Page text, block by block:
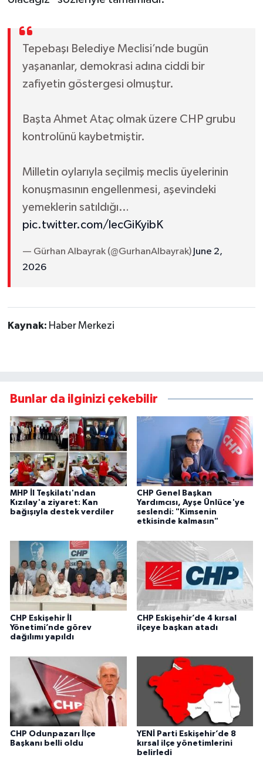
Tepebaşı Belediye Meclisi’nde bugün
yaşananlar, demokrasi adına ciddi bir
zafiyetin göstergesi olmuştur.
Başta Ahmet Ataç olmak üzere CHP grubu
kontrolünü kaybetmiştir.
Milletin oylarıyla seçilmiş meclis üyelerinin
konuşmasının engellenmesi, aşevindeki
yemeklerin satıldığı…
pic.twitter.com/lecGiKyibK
— Gürhan Albayrak (@GurhanAlbayrak) June 2,
2026
Kaynak: Haber Merkezi
Bunlar da ilginizi çekebilir
MHP İl Teşkilatı'ndan
Kızılay'a ziyaret: Kan
bağışıyla destek verdiler
CHP Genel Başkan
Yardımcısı, Ayşe Ünlüce'ye
seslendi: "Kimsenin
etkisinde kalmasın"
CHP Eskişehir İl
Yönetimi’nde görev
dağılımı yapıldı
CHP Eskişehir’de 4 kırsal
ilçeye başkan atadı
CHP Odunpazarı İlçe
Başkanı belli oldu
YENİ Parti Eskişehir’de 8
kırsal ilçe yönetimlerini
belirledi